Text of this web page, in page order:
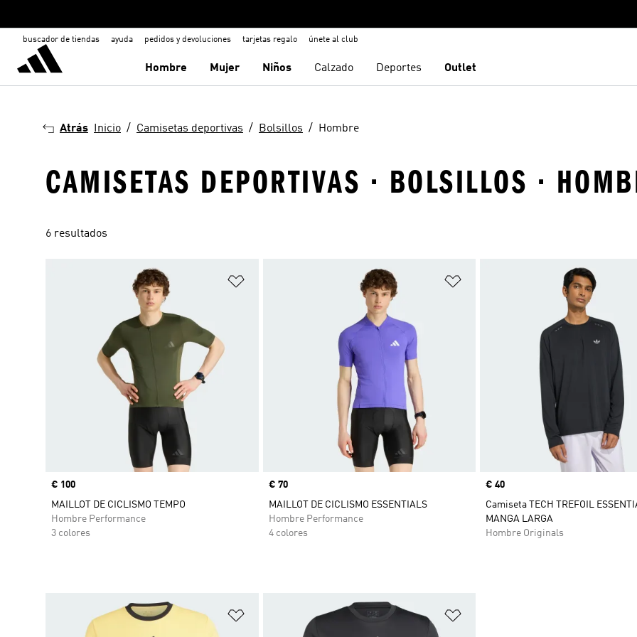
buscador de tiendas ayuda pedidos y devoluciones tarjetas regalo únete al club
Hombre Mujer Niños Calzado Deportes Outlet
Atrás Inicio Camisetas deportivas Bolsillos Hombre
CAMISETAS DEPORTIVAS · BOLSILLOS ·
6 resultados
Añadir a la lista de deseos
Precio
€ 100
MAILLOT DE CICLISMO TEMPO
Hombre Performance
3 colores
Añadir a la lista de deseos
Precio
€ 70
MAILLOT DE CICLISMO ESSENTIALS
Hombre Performance
4 colores
Precio
€ 40
Camiseta TECH TREFOIL
MANGA LARGA
Hombre Originals
Añadir a la lista de deseos